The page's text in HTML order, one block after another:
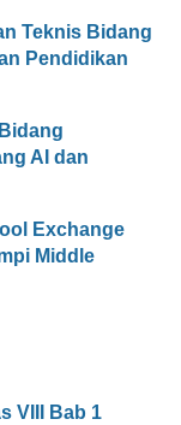
Teknis Bidang
Pendidikan
AI dan
Exchange
Middle
VIII Bab 1